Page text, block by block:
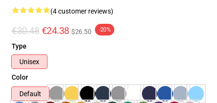
(4 customer reviews)
€30.48 €24.38 $26.50 -20%
Type
Unisex
Color
Default